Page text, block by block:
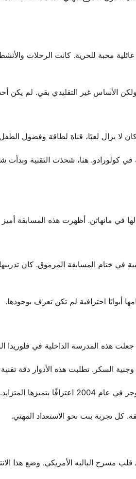
محبة للحرية. كانت الرحلات
ولكن الأساس غير التقليدي بقي. لم يكن
لا يزال لعبًا، قناة لطاقة وفضول
في كولورادو. هنا، شحذت التقنية
في ختام المسابقة المرموق. كان
السكر. تطلبت هذه الأدوار دقة
المتزايد.
تجربة بنت نحو الاستعداد المهني.
الباليه الأمريكي. وضع هذا